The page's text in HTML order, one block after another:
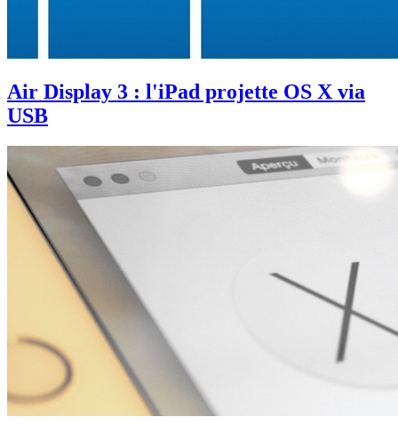
Air Display 3 : l'iPad projette OS X via
USB